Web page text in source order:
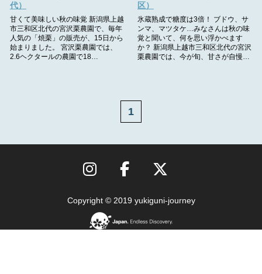
代）
甘くて美味しい秋の味覚 新潟県上越
市三和区北代の宮沢栗農園で、毎年
人気の「焼栗」の販売が、15日から
始まりました。 宮沢栗農園では、
2.6ヘクタールの農園で18…
区）
氷蔵熟成で糖度は3倍！ ブドウ、サ
ンマ、マツタケ…みなさんは秋の味
覚と聞いて、何を思い浮かべます
か？ 新潟県上越市三和区北代の宮沢
栗農園では、今が旬、甘さが自慢…
1
Copyright © 2019 yukiguni-journey